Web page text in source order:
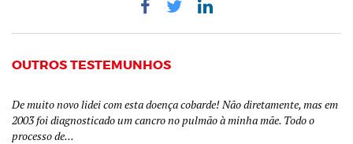
OUTROS TESTEMUNHOS
De muito novo lidei com esta doença cobarde! Não diretamente, mas em
2003 foi diagnosticado um cancro no pulmão à minha mãe. Todo o
processo de...